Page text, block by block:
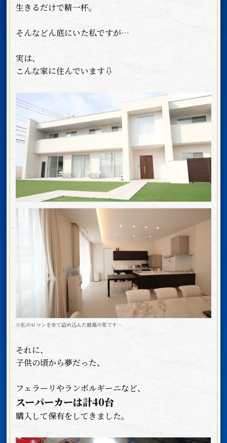
生きるだけで精一杯。
そんなどん底にいた私ですが…
実は、
こんな家に住んでいます⇩
※私のロマンを全て詰め込んだ最高の家です…
それに、
子供の頃から夢だった、
フェラーリやランボルギーニなど、
スーパーカーは計40台
購入して保有をしてきました。